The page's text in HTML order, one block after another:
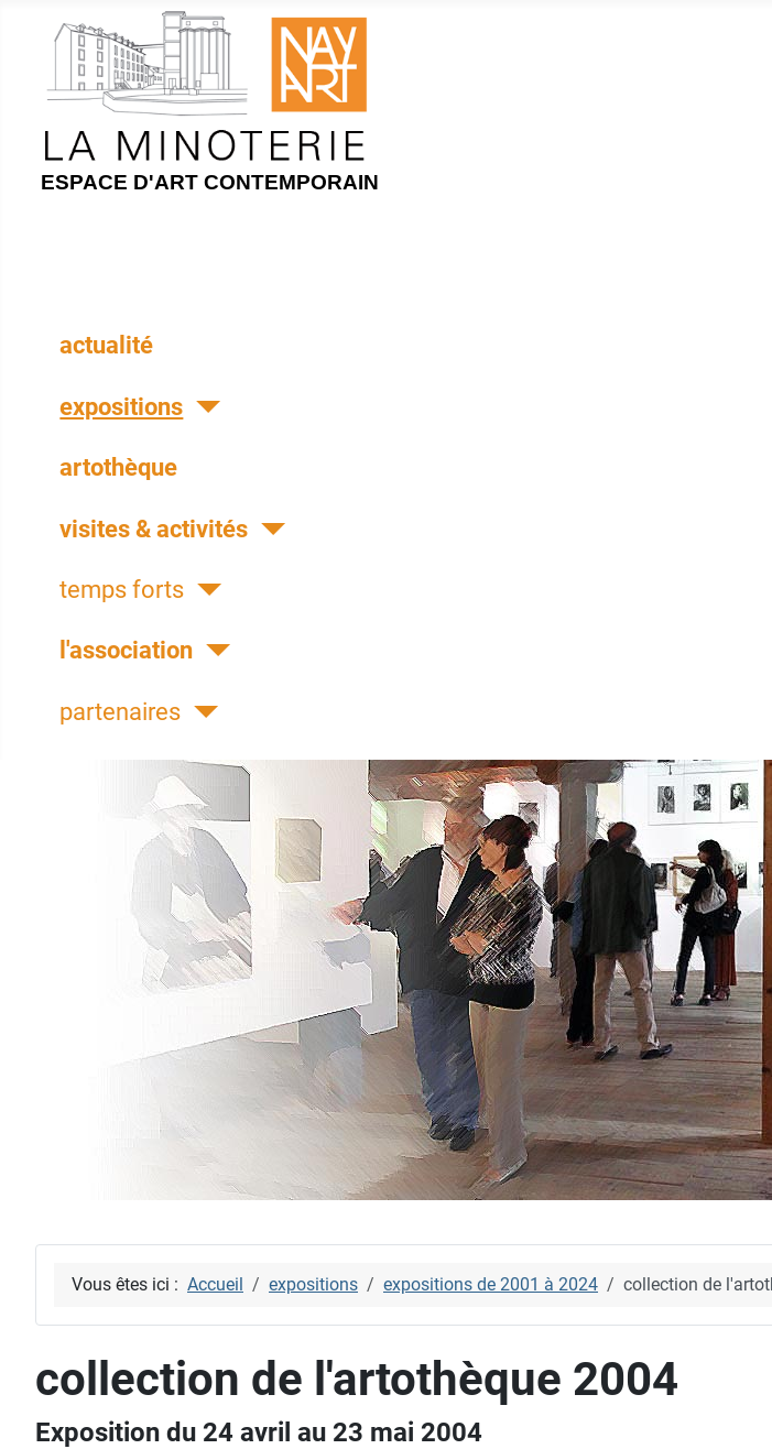
ESPACE D'ART CONTEMPORAIN
actualité
expositions
artothèque
visites & activités
temps forts
l'association
partenaires
Vous êtes ici : Accueil expositions expositions de 2001 à 2024 collection de
collection de l'artothèque 2004
Exposition du 24 avril au 23 mai 2004